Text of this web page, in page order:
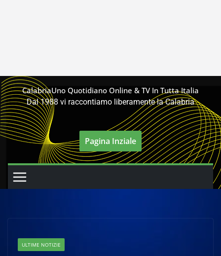
Salta
al
contenuto
CalabriaUno Quotidiano Online & TV In Tutta Italia
Dal 1988 vi raccontiamo liberamente la Calabria
Pagina Inziale
ULTIME NOTIZIE